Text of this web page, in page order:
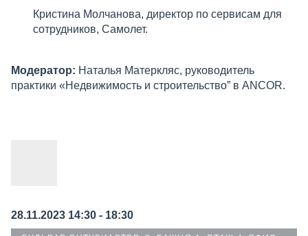
Кристина Молчанова, директор по сервисам для
сотрудников, Самолет.
Модератор: Наталья Матеркляс, руководитель
практики «Недвижимость и строительство” в ANCOR.
28.11.2023 14:30 - 18:30